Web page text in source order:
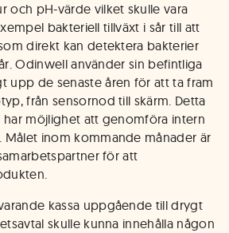
och pH-värde vilket skulle vara
bakteriell tillväxt i sår till att
direkt kan detektera bakterier
Odinwell använder sin befintliga
upp de senaste åren för att ta fram
från sensornod till skärm. Detta
möjlighet att genomföra intern
inom kommande månader är
för att
kassa uppgående till drygt
skulle kunna innehålla någon